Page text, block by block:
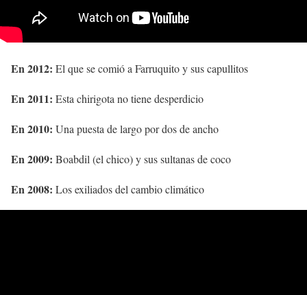
En 2012: El que se comió a Farruquito y sus capullitos
En 2011: Esta chirigota no tiene desperdicio
En 2010: Una puesta de largo por dos de ancho
En 2009: Boabdil (el chico) y sus sultanas de coco
En 2008: Los exiliados del cambio climático